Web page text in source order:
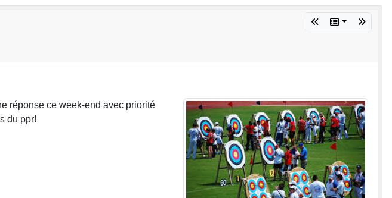
réponse ce week-end avec priorité
du ppr!